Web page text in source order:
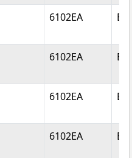
6102EA
6102EA
6102EA
6102EA